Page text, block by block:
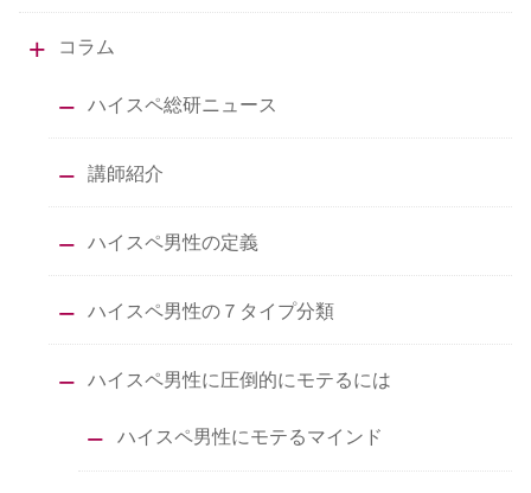
コラム
ハイスペ総研ニュース
講師紹介
ハイスペ男性の定義
ハイスペ男性の７タイプ分類
ハイスペ男性に圧倒的にモテるには
ハイスペ男性にモテるマインド